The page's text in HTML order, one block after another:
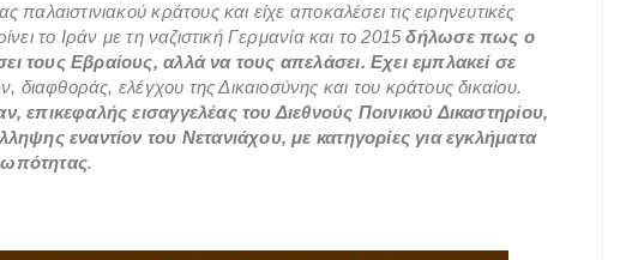
κράτους και είχε αποκαλέσει τις ειρηνευτικές
το Ιράν με τη ναζιστική Γερμανία και το 2015δήλωσε πως ο
τους Εβραίους, αλλά να τους απελάσει. Εχει εμπλακεί σε
ελέγχου της Δικαιοσύνης και του κράτους δικαίου.
επικεφαλής εισαγγελέας του Διεθνούς Ποινικού Δικαστηρίου,
εναντίον του Νετανιάχου, με κατηγορίες για εγκλήματα
.